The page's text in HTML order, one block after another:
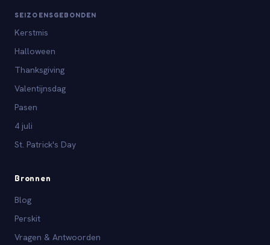
SEIZOENSGEBONDEN
Kerstmis
Halloween
Thanksgiving
Valentijnsdag
Pasen
4 juli
St. Patrick's Day
Bronnen
Blog
Perskit
Vragen & Antwoorden